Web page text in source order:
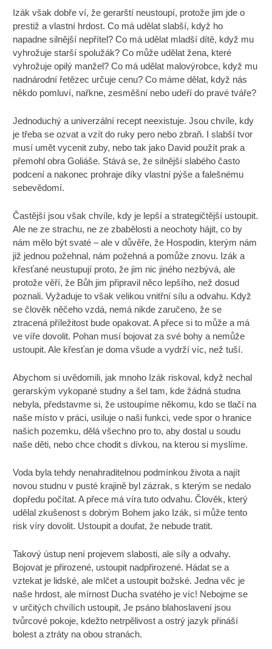
Izák však dobře ví, že gerarští neustoupí, protože jim jde o
prestiž a vlastní hrdost. Co má udělat slabší, když ho
napadne silnější nepřítel? Co má udělat mladší dítě, když mu
vyhrožuje starší spolužák? Co může udělat žena, které
vyhrožuje opilý manžel? Co má udělat malovýrobce, když mu
nadnárodní řetězec určuje cenu? Co máme dělat, když nás
někdo pomluví, nařkne, zesměšní nebo udeří do pravé tváře?
Jednoduchý a univerzální recept neexistuje. Jsou chvíle, kdy
je třeba se ozvat a vzít do ruky pero nebo zbraň. I slabší tvor
musí umět vycenit zuby, nebo tak jako David použít prak a
přemohl obra Goliáše. Stává se, že silnější slabého často
podcení a nakonec prohraje díky vlastní pýše a falešnému
sebevědomí.
Častější jsou však chvíle, kdy je lepší a strategičtější ustoupit.
Ale ne ze strachu, ne ze zbabělosti a neochoty hájit, co by
nám mělo být svaté – ale v důvěře, že Hospodin, kterým nám
již jednou požehnal, nám požehná a pomůže znovu. Izák a
křesťané neustupují proto, že jim nic jiného nezbývá, ale
protože věří, že Bůh jim připravil něco lepšího, než dosud
poznali. Vyžaduje to však velikou vnitřní sílu a odvahu. Když
se člověk něčeho vzdá, nemá nikde zaručeno, že se
ztracená příležitost bude opakovat. A přece si to může a má
ve víře dovolit. Pohan musí bojovat za své bohy a nemůže
ustoupit. Ale křesťan je doma všude a vydrží víc, než tuší.
Abychom si uvědomili, jak mnoho Izák riskoval, když nechal
gerarským vykopané studny a šel tam, kde žádná studna
nebyla, představme si, že ustoupíme někomu, kdo se tlačí na
naše místo v práci, usiluje o naši funkci, vede spor o hranice
našich pozemku, dělá všechno pro to, aby dostal u soudu
naše děti, nebo chce chodit s dívkou, na kterou si myslíme.
Voda byla tehdy nenahraditelnou podmínkou života a najít
novou studnu v pusté krajině byl zázrak, s kterým se nedalo
dopředu počítat. A přece má víra tuto odvahu. Člověk, který
udělal zkušenost s dobrým Bohem jako Izák, si může tento
risk víry dovolit. Ustoupit a doufat, že nebude tratit.
Takový ústup není projevem slabosti, ale síly a odvahy.
Bojovat je přirozené, ustoupit nadpřirozené. Hádat se a
vztekat je lidské, ale mlčet a ustoupit božské. Jedna věc je
naše hrdost, ale mírnost Ducha svatého je víc! Nebojme se
v určitých chvílích ustoupit, Je psáno blahoslavení jsou
tvůrcové pokoje, kdežto netrpělivost a ostrý jazyk přináší
bolest a ztráty na obou stranách.